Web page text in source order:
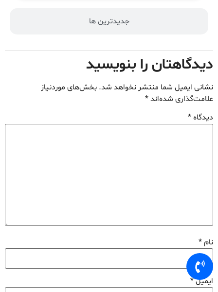
جدیدترین ها
دیدگاهتان را بنویسید
نشانی ایمیل شما منتشر نخواهد شد. بخش‌های موردنیاز
علامت‌گذاری شده‌اند*
دیدگاه*
نام*
ایمیل*